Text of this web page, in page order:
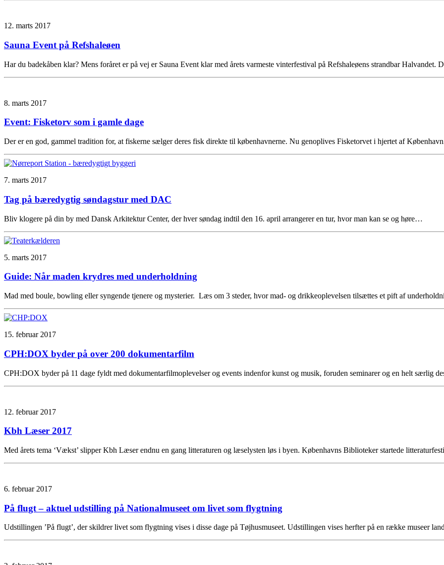
12. marts 2017
Sauna Event på Refshaleøen
Har du badekåben klar? Mens foråret er på vej er Sauna Event klar med årets varmeste vinterfestival på Refshaleøens strandbar Halvandet.
8. marts 2017
Event: Fisketorv som i gamle dage
Der er en god, gammel tradition for, at fiskerne sælger deres fisk direkte til københavnerne. Nu genoplives Fisketorvet i hjertet af
7. marts 2017
Tag på bæredygtig søndagstur med DAC
Bliv klogere på din by med Dansk Arkitektur Center, der hver søndag indtil den 16. april arrangerer en tur, hvor man kan se og høre…
5. marts 2017
Guide: Når maden krydres med underholdning
Mad med boule, bowling eller syngende tjenere og mysterier. Læs om 3 steder, hvor mad- og drikkeoplevelsen tilsættes et pift af
15. februar 2017
CPH:DOX byder på over 200 dokumentarfilm
CPH:DOX byder på 11 dage fyldt med dokumentarfilmoplevelser og events indenfor kunst og musik, foruden seminarer og en helt særlig
12. februar 2017
Kbh Læser 2017
Med årets tema ‘Vækst’ slipper Kbh Læser endnu en gang litteraturen og læselysten løs i byen. Københavns Biblioteker startede
6. februar 2017
På flugt – aktuel udstilling på Nationalmuseet om livet som flygtning
Udstillingen ’På flugt’, der skildrer livet som flygtning vises i disse dage på Tøjhusmuseet. Udstillingen vises herfter på en række museer